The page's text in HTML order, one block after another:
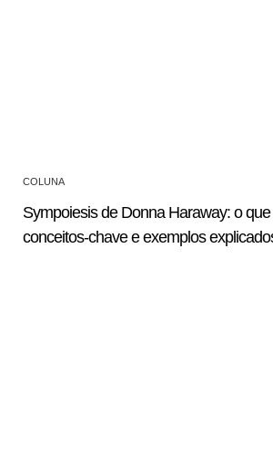
COLUNA
Sympoiesis de Donna Haraway: o que
conceitos-chave e exemplos